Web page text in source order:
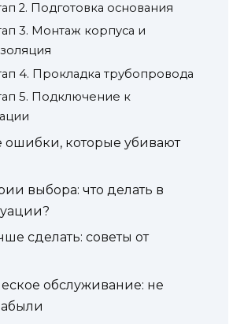
2. Подготовка основания
3. Монтаж корпуса и
4. Прокладка трубопровода
5. Подключение к
ошибки, которые убивают
выбора: что делать в
сделать: советы от
обслуживание: не